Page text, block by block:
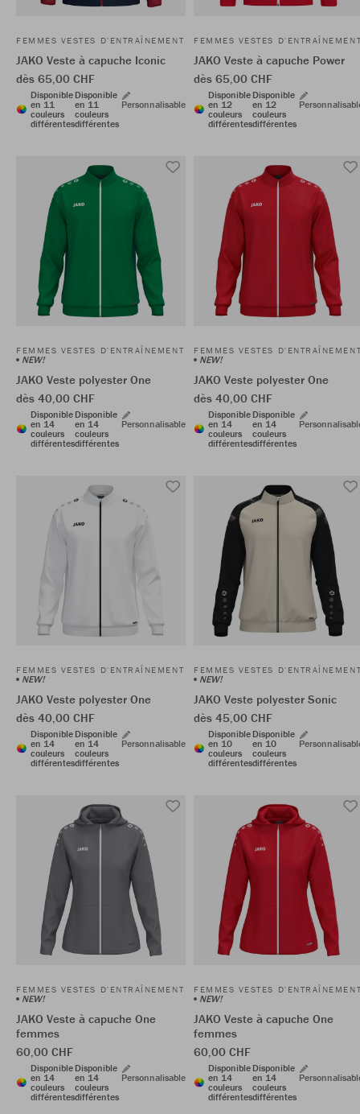
FEMMES VESTES D'ENTRAÎNEMENT
JAKO Veste à capuche Iconic
dès 65,00 CHF
Disponible
en 11
couleurs
différentes
Disponible
en 11
couleurs
différentes
Personnalisable
FEMMES VESTES
JAKO Veste à capuche Power
dès 65,00 CHF
Disponible
en 12
couleurs
différentes
Disponible
en 12
couleurs
différentes
FEMMES VESTES D'ENTRAÎNEMENT
NEW!
JAKO Veste polyester One
dès 40,00 CHF
Disponible
en 14
couleurs
différentes
Disponible
en 14
couleurs
différentes
Personnalisable
FEMMES VESTES
NEW!
JAKO Veste polyester One
dès 40,00 CHF
Disponible
en 14
couleurs
différentes
Disponible
en 14
couleurs
différentes
FEMMES VESTES D'ENTRAÎNEMENT
NEW!
JAKO Veste polyester One
dès 40,00 CHF
Disponible
en 14
couleurs
différentes
Disponible
en 14
couleurs
différentes
Personnalisable
FEMMES VESTES
NEW!
JAKO Veste polyester Sonic
dès 45,00 CHF
Disponible
en 10
couleurs
différentes
Disponible
en 10
couleurs
différentes
FEMMES VESTES D'ENTRAÎNEMENT
NEW!
JAKO Veste à capuche One
femmes
60,00 CHF
Disponible
en 14
couleurs
différentes
Disponible
en 14
couleurs
différentes
Personnalisable
FEMMES VESTES
NEW!
JAKO Veste à capuche One
femmes
60,00 CHF
Disponible
en 14
couleurs
différentes
Disponible
en 14
couleurs
différentes